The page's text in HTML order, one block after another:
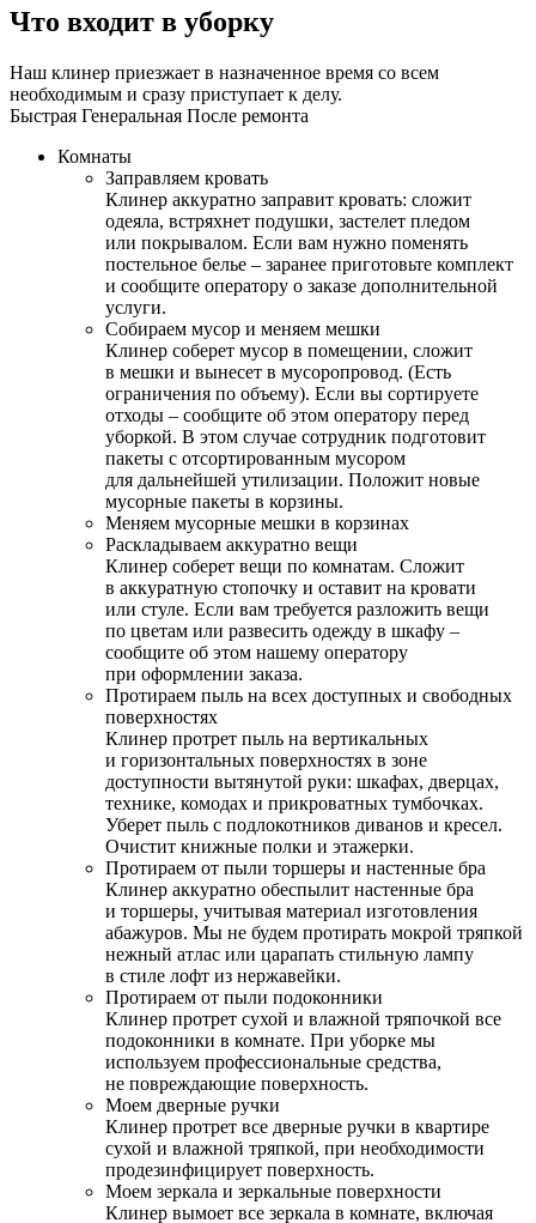
Что входит в уборку
Наш клинер приезжает в назначенное время со всем
необходимым и сразу приступает к делу.
Быстрая Генеральная После ремонта
Комнаты
Заправляем кровать
Клинер аккуратно заправит кровать: сложит
одеяла, встряхнет подушки, застелет пледом
или покрывалом. Если вам нужно поменять
постельное белье – заранее приготовьте комплект
и сообщите оператору о заказе дополнительной
услуги.
Собираем мусор и меняем мешки
Клинер соберет мусор в помещении, сложит
в мешки и вынесет в мусоропровод. (Есть
ограничения по объему). Если вы сортируете
отходы – сообщите об этом оператору перед
уборкой. В этом случае сотрудник подготовит
пакеты с отсортированным мусором
для дальнейшей утилизации. Положит новые
мусорные пакеты в корзины.
Меняем мусорные мешки в корзинах
Раскладываем аккуратно вещи
Клинер соберет вещи по комнатам. Сложит
в аккуратную стопочку и оставит на кровати
или стуле. Если вам требуется разложить вещи
по цветам или развесить одежду в шкафу –
сообщите об этом нашему оператору
при оформлении заказа.
Протираем пыль на всех доступных и свободных
поверхностях
Клинер протрет пыль на вертикальных
и горизонтальных поверхностях в зоне
доступности вытянутой руки: шкафах, дверцах,
технике, комодах и прикроватных тумбочках.
Уберет пыль с подлокотников диванов и кресел.
Очистит книжные полки и этажерки.
Протираем от пыли торшеры и настенные бра
Клинер аккуратно обеспылит настенные бра
и торшеры, учитывая материал изготовления
абажуров. Мы не будем протирать мокрой тряпкой
нежный атлас или царапать стильную лампу
в стиле лофт из нержавейки.
Протираем от пыли подоконники
Клинер протрет сухой и влажной тряпочкой все
подоконники в комнате. При уборке мы
используем профессиональные средства,
не повреждающие поверхность.
Моем дверные ручки
Клинер протрет все дверные ручки в квартире
сухой и влажной тряпкой, при необходимости
продезинфицирует поверхность.
Моем зеркала и зеркальные поверхности
Клинер вымоет все зеркала в комнате, включая